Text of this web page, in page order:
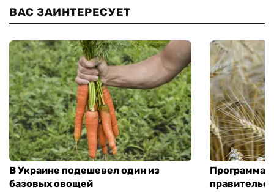
ВАС ЗАИНТЕРЕСУЕТ
В Украине подешевел один из
базовых овощей
Программа